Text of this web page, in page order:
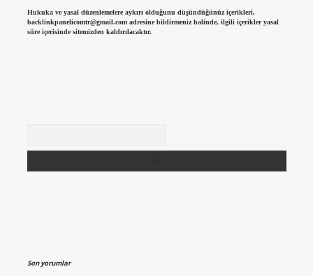
Hukuka ve yasal düzenlemelere aykırı olduğunu düşündüğünüz içerikleri,
backlinkpanelicomtr@gmail.comadresine bildirmeniz halinde, ilgili içerikler yasal
süre içerisinde sitemizden kaldırılacaktır.
Son yorumlar